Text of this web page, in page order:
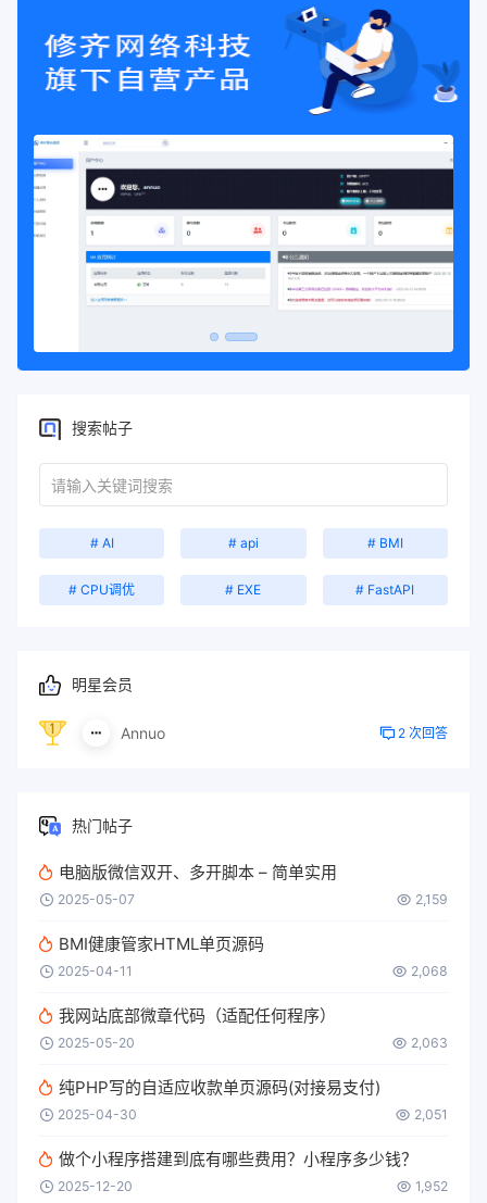
搜索帖子
# AI # api # BMI
# CPU调优 # EXE # FastAPI
明星会员
Annuo 2 次回答
热门帖子
电脑版微信双开、多开脚本 – 简单实用
2025-05-07 2,159
BMI健康管家HTML单页源码
2025-04-11 2,068
我网站底部微章代码（适配任何程序）
2025-05-20 2,063
纯PHP写的自适应收款单页源码(对接易支付)
2025-04-30 2,051
做个小程序搭建到底有哪些费用？小程序多少钱？
2025-12-20 1,952